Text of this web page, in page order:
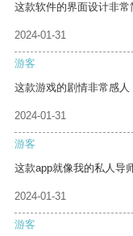
这款软件的界面设计非常
2024-01-31
游客
这款游戏的剧情非常感人
2024-01-31
游客
这款app就像我的私人导
2024-01-31
游客